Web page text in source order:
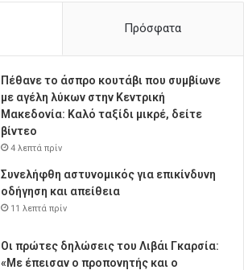
Πρόσφατα
Πέθανε το άσπρο κουτάβι που συμβίωνε
με αγέλη λύκων στην Κεντρική
Μακεδονία: Καλό ταξίδι μικρέ, δείτε
βίντεο
4 λεπτά πρίν
Συνελήφθη αστυνομικός για επικίνδυνη
οδήγηση και απείθεια
11 λεπτά πρίν
Οι πρώτες δηλώσεις του Λιβάι Γκαρσία:
«Με έπεισαν ο προπονητής και ο